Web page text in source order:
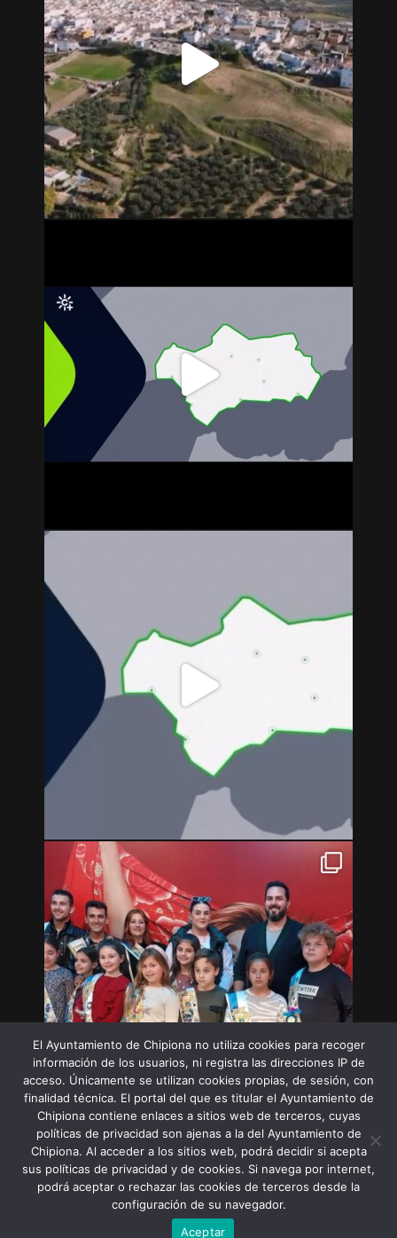
Síguenos en Instagram
El Ayuntamiento de Chipiona no utiliza cookies para recoger
información de los usuarios, ni registra las direcciones IP de
acceso. Únicamente se utilizan cookies propias, de sesión, con
finalidad técnica. El portal del que es titular el Ayuntamiento de
Chipiona contiene enlaces a sitios web de terceros, cuyas
políticas de privacidad son ajenas a la del Ayuntamiento de
Chipiona. Al acceder a los sitios web, podrá decidir si acepta
sus políticas de privacidad y de cookies. Si navega por internet,
podrá aceptar o rechazar las cookies de terceros desde la
configuración de su navegador.
Aceptar